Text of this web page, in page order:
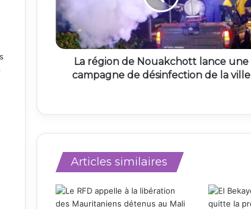
La région de Nouakchott lance une
campagne de désinfection de la ville
Articles similaires